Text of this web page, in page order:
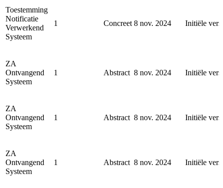
Toestemming
Notificatie
Verwerkend
Systeem
1 Concreet 8 nov. 2024 Initiële
ZA
Ontvangend
Systeem
1 Abstract 8 nov. 2024 Initiële
ZA
Ontvangend
Systeem
1 Abstract 8 nov. 2024 Initiële
ZA
Ontvangend
Systeem
1 Abstract 8 nov. 2024 Initiële